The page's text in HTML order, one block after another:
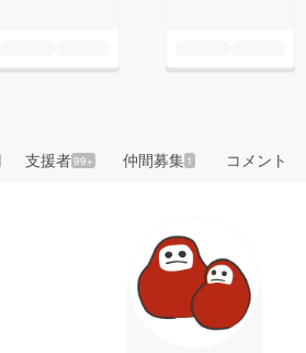
支援者99+ 仲間募集 1 コメント